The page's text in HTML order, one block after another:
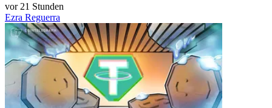
vor 21 Stunden
Ezra Reguerra